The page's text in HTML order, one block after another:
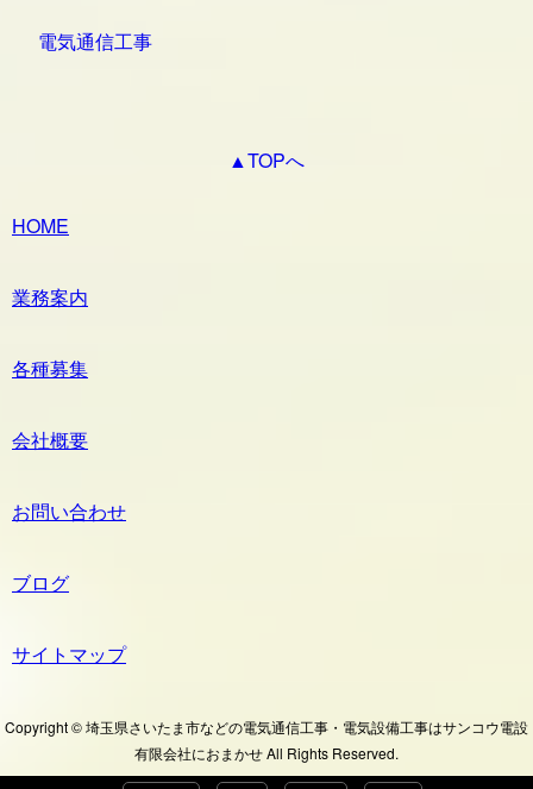
電気通信工事
▲TOPへ
HOME
業務案内
各種募集
会社概要
お問い合わせ
ブログ
サイトマップ
Copyright © 埼玉県さいたま市などの電気通信工事・電気設備工事はサンコウ電設
有限会社におまかせ All Rights Reserved.